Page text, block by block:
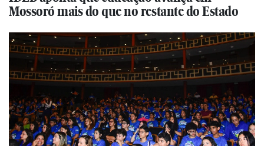
Mossoró mais do que no restante do Estado